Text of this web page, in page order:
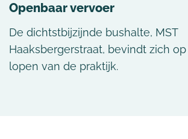
Openbaar vervoer
De dichtstbijzijnde bushalte, MST
Haaksbergerstraat, bevindt zich
lopen van de praktijk.